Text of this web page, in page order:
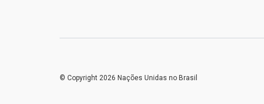
© Copyright 2026 Nações Unidas no Brasil